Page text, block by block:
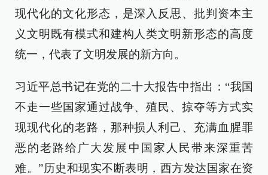
现代化的文化形态，是深入反思、批判资本主
义文明既有模式和建构人类文明新形态的高度
统一，代表了文明发展的新方向。
习近平总书记在党的二十大报告中指出：“我国
不走一些国家通过战争、殖民、掠夺等方式实
现现代化的老路，那种损人利己、充满血腥罪
恶的老路给广大发展中国家人民带来深重苦
难。”历史和现实不断表明，西方发达国家在资